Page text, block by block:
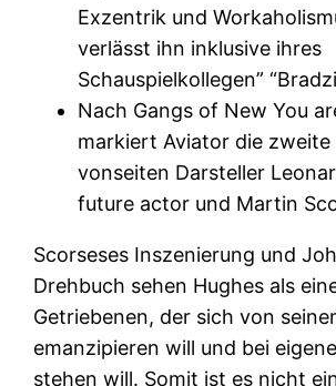
Exzentrik und
verlässt ihn inklusive ihres
Schauspielkollegen”
Nach Gangs of New You
markiert Aviator die zweite
vonseiten Darsteller
future actor und Martin
Scorseses Inszenierung und
Drehbuch sehen Hughes als
Getriebenen, der sich von
emanzipieren will und bei
stehen will. Somit ist es nicht